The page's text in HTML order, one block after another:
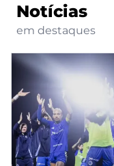
Notícias
em destaques